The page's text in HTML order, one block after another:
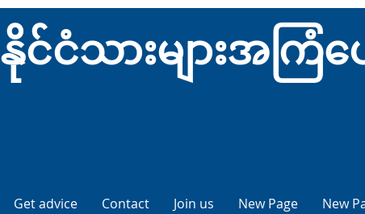
နိုင်ငံသားများအကြံပ
Get advice Contact Join us New Page New